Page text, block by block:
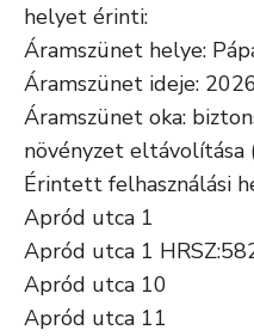
helyet érinti:
Áramszünet helye:
Áramszünet ideje:
Áramszünet oka:
növényzet eltávolítása
Érintett felhasználási
Apród utca 1
Apród utca 1
Apród utca 10
Apród utca 11